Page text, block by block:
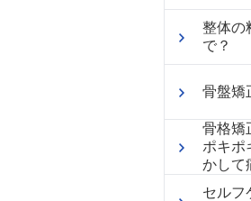
整体の
で？
骨盤矯
骨格矯
ポキポ
かして
セルフ